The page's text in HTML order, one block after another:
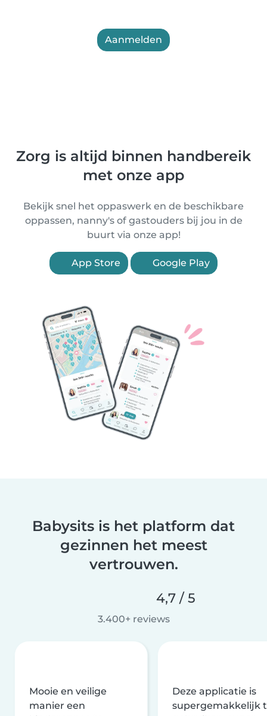
Aanmelden
Zorg is altijd binnen handbereik
met onze app
Bekijk snel het oppaswerk en de beschikbare
oppassen, nanny's of gastouders bij jou in de
buurt via onze app!
App Store Google Play
Babysits is het platform dat
gezinnen het meest
vertrouwen.
4,7 / 5
3.400+ reviews
Mooie en veilige
manier een
Deze applicatie is
supergemakkelijk